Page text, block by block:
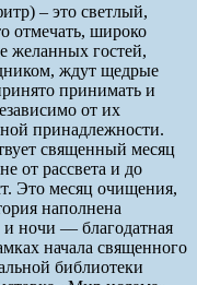
– это светлый,
отмечать, широко
желанных гостей,
ждут щедрые
принимать и
от их
принадлежности.
священный месяц
от рассвета и до
Это месяц очищения,
наполнена
ночи — благодатная
начала священного
библиотеки